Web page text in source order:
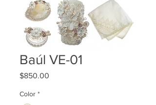
Baúl VE-01
$850.00
Color *